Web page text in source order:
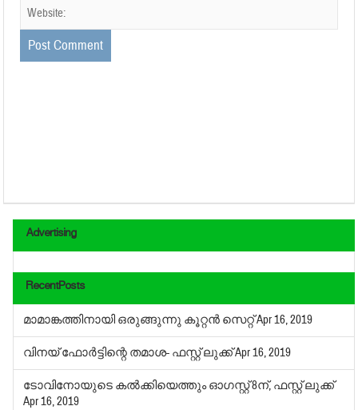
Advertising
RecentPosts
മാമാങ്കത്തിനായി ഒരുങ്ങുന്നു കൂറ്റന്‍ സെറ്റ്Apr 16, 2019
വിനയ് ഫോര്‍ട്ടിന്റെ തമാശ- ഫസ്റ്റ് ലുക്ക്Apr 16, 2019
ടോവിനോയുടെ കല്‍ക്കിയെത്തും ഓഗസ്റ്റ് 8ന്, ഫസ്റ്റ് ലുക്ക്
Apr 16, 2019